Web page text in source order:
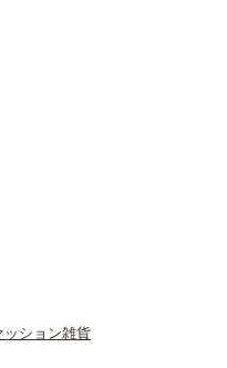
ッション雑貨